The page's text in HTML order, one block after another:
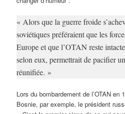
« Alors que la guerre froide
soviétiques préféraient que les
Europe et que l’OTAN reste
selon eux, permettrait de pacifier
réunifiée. »
Lors du bombardement de l’OTAN en
Bosnie, par exemple, le président